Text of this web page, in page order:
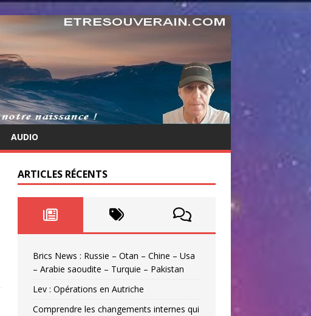
AUDIO
ARTICLES RÉCENTS
Brics News : Russie – Otan – Chine – Usa
– Arabie saoudite – Turquie – Pakistan
Lev : Opérations en Autriche
Comprendre les changements internes qui